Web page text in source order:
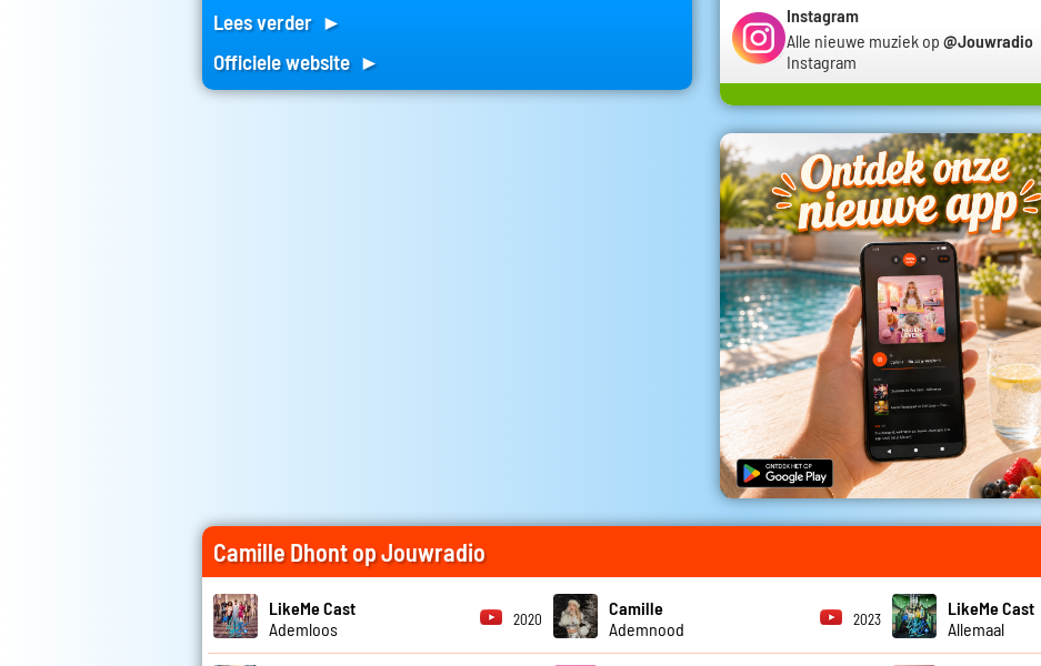
Lees verder ►
Officiele website ►
Instagram
Alle nieuwe muziek op @Jouwradio
Instagram
Camille Dhont op Jouwradio
LikeMe Cast
Ademloos
2020
Camille
Ademnood
2023
LikeMe Cast
Allemaal